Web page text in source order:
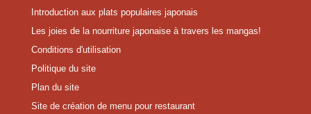
Introduction aux plats populaires japonais
Les joies de la nourriture japonaise à travers les mangas!
Conditions d'utilisation
Politique du site
Plan du site
Site de création de menu pour restaurant